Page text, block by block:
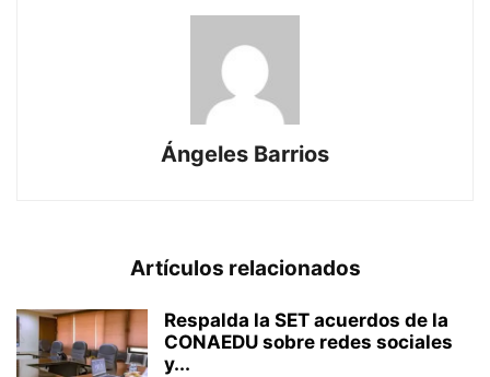
Ángeles Barrios
Artículos relacionados
Respalda la SET acuerdos de la
CONAEDU sobre redes sociales
y...